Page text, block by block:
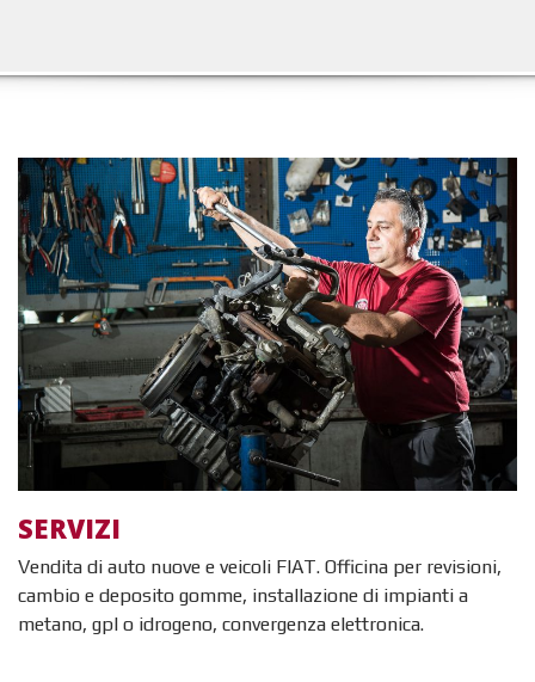
I nostri servizi
SERVIZI
Vendita di auto nuove e veicoli FIAT. Officina per revisioni,
cambio e deposito gomme, installazione di impianti a
metano, gpl o idrogeno, convergenza elettronica.